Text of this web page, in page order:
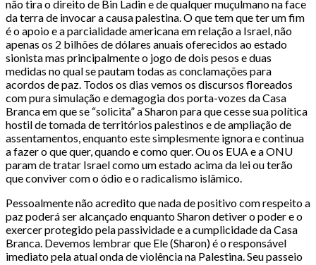
não tira o direito de Bin Ladin e de qualquer muçulmano na face
da terra de invocar a causa palestina. O que tem que ter um fim
é o apoio e a parcialidade americana em relação a Israel, não
apenas os 2 bilhões de dólares anuais oferecidos ao estado
sionista mas principalmente o jogo de dois pesos e duas
medidas no qual se pautam todas as conclamações para
acordos de paz. Todos os dias vemos os discursos floreados
com pura simulação e demagogia dos porta-vozes da Casa
Branca em que se “solicita” a Sharon para que cesse sua política
hostil de tomada de territórios palestinos e de ampliação de
assentamentos, enquanto este simplesmente ignora e continua
a fazer o que quer, quando e como quer. Ou os EUA e a ONU
param de tratar Israel como um estado acima da lei ou terão
que conviver com o ódio e o radicalismo islâmico.
Pessoalmente não acredito que nada de positivo com respeito a
paz poderá ser alcançado enquanto Sharon detiver o poder e o
exercer protegido pela passividade e a cumplicidade da Casa
Branca. Devemos lembrar que Ele (Sharon) é o responsável
imediato pela atual onda de violência na Palestina. Seu passeio